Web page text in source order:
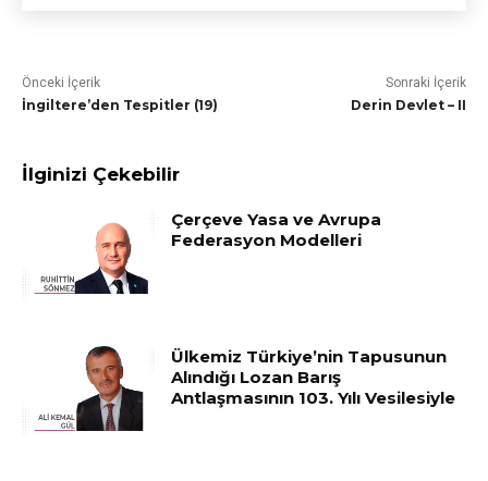
Önceki İçerik
İngiltere’den Tespitler (19)
Sonraki İçerik
Derin Devlet – II
İlginizi Çekebilir
Çerçeve Yasa ve Avrupa
Federasyon Modelleri
Ülkemiz Türkiye’nin Tapusunun
Alındığı Lozan Barış
Antlaşmasının 103. Yılı Vesilesiyle